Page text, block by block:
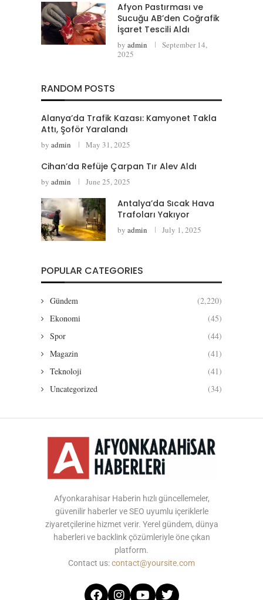
Afyon Pastırması ve
Sucuğu AB’den Coğrafik
İşaret Tescili Aldı
by admin
September 14,
2025
RANDOM POSTS
Alanya’da Trafik Kazası: Kamyonet Takla
Attı, Şoför Yaralandı
by admin May 31, 2025
Cihan’da Refüje Çarpan Tır Alev Aldı
by admin June 25, 2025
Antalya’da Sıcak Hava
Trafoları Yakıyor
by admin July 1, 2025
POPULAR CATEGORIES
Gündem
(2,220)
Ekonomi
(45)
Spor
(44)
Magazin
(41)
Teknoloji
(41)
Uncategorized
(34)
Afyonkarahisar Haberin hızlı güncellemeler,
güvenilir haberler ve SEO uyumlu içeriklerle
ziyaretçilerine hizmet verir. Yerel gündem, dünya
haberleri ve backlink çözümleriyle öne çıkan
platform.
Contact us:contact@yoursite.com